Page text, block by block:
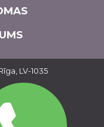
LV-1035